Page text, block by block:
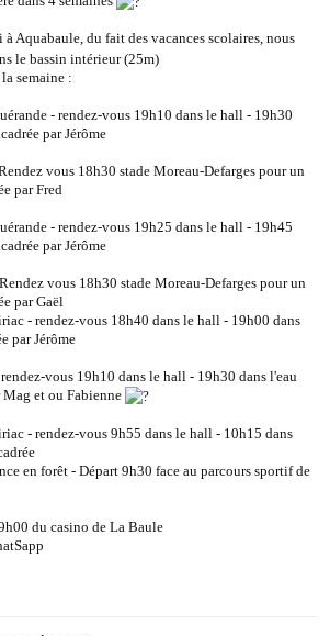
Aquabaule, du fait des vacances scolaires, nous
le bassin intérieur (25m)
semaine :
- rendez-vous 19h10 dans le hall - 19h30
par Jérôme
vous 18h30 stade Moreau-Defarges pour un
par Fred
- rendez-vous 19h25 dans le hall - 19h45
par Jérôme
vous 18h30 stade Moreau-Defarges pour un
par Gaël
- rendez-vous 18h40 dans le hall - 19h00 dans
par Jérôme
vous 19h10 dans le hall - 19h30 dans l'eau
et ou Fabienne
- rendez-vous 9h55 dans le hall - 10h15 dans
en forêt - Départ 9h30 face au parcours sportif de
du casino de La Baule